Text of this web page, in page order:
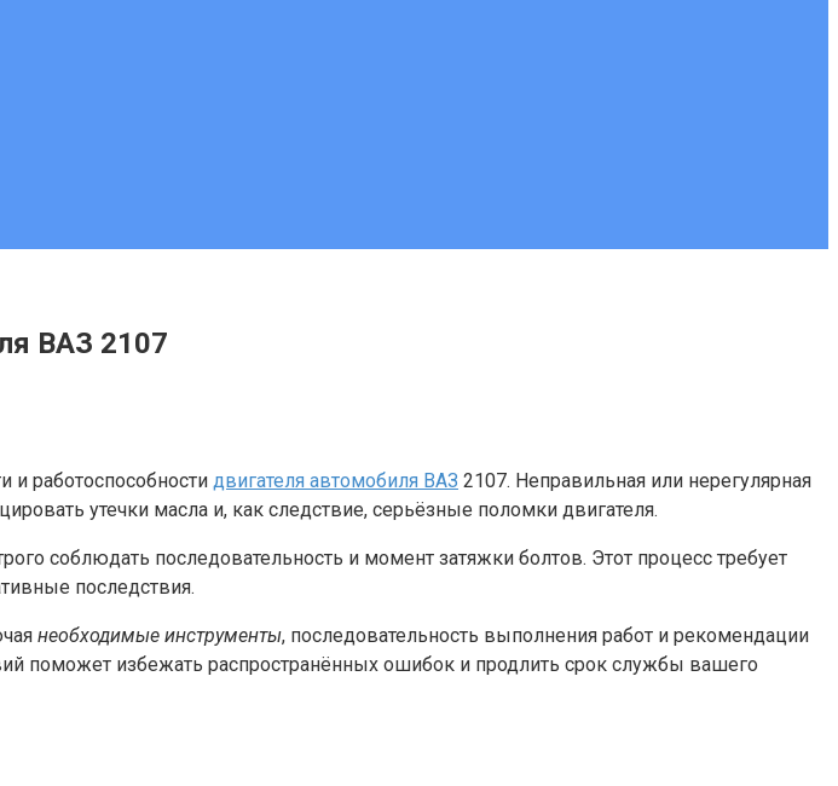
ВАЗ 2107
и работоспособности двигателя автомобиля ВАЗ 2107. Неправильная или нерегулярная
утечки масла и, как следствие, серьёзные поломки двигателя.
соблюдать последовательность и момент затяжки болтов. Этот процесс требует
последствия.
необходимые инструменты, последовательность выполнения работ и рекомендации
поможет избежать распространённых ошибок и продлить срок службы вашего